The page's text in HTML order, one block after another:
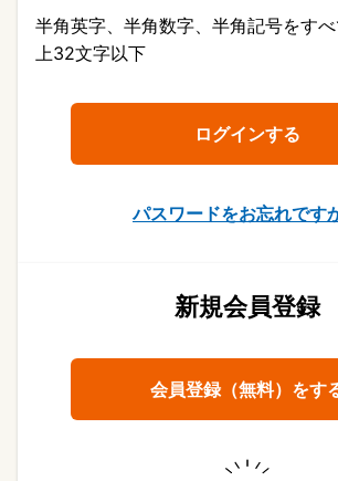
半角英字、半角数字、半角記号をす
上32文字以下
パスワードをお忘れです
新規会員登録
会員登録（無料）をす